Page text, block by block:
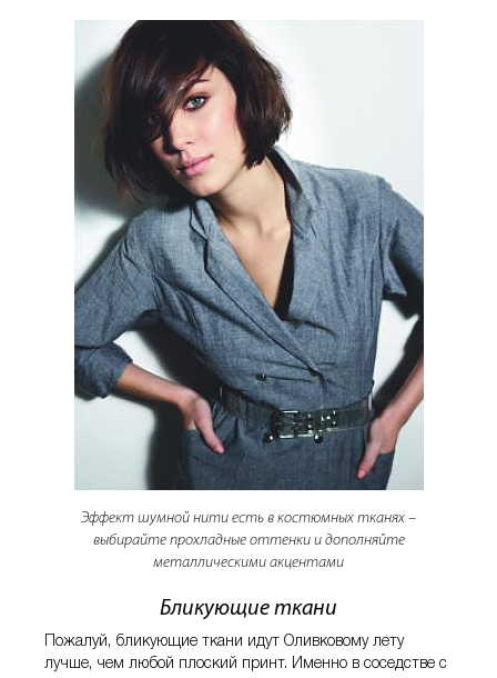
Эффект шумной нити есть в костюмных тканях –
выбирайте прохладные оттенки и дополняйте
металлическими акцентами
Бликующие ткани
Пожалуй, бликующие ткани идут Оливковому лету
лучше, чем любой плоский принт. Именно в соседстве с